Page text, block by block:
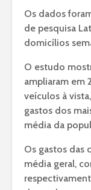
Os dados
de pesquisa
domicílios
O estudo
ampliaram em
veículos à
gastos dos
média da
Os gastos das
média geral,